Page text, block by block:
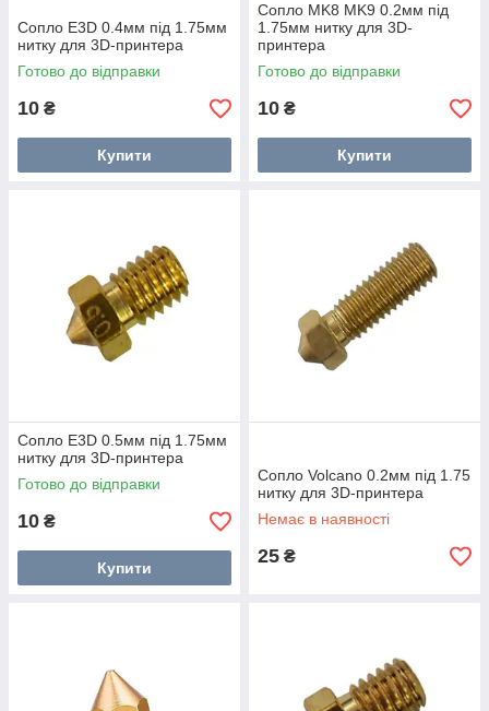
Сопло E3D 0.4мм під 1.75мм
нитку для 3D-принтера
Готово до відправки
10 ₴
Купити
Сопло MK8 MK9 0.2мм під
1.75мм нитку для 3D-
принтера
Готово до відправки
10 ₴
Купити
Сопло E3D 0.5мм під 1.75мм
нитку для 3D-принтера
Готово до відправки
10 ₴
Купити
Сопло Volcano 0.2мм під 1.75
нитку для 3D-принтера
Немає в наявності
25 ₴